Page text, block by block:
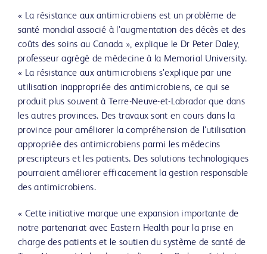
« La résistance aux antimicrobiens est un problème de
santé mondial associé à l’augmentation des décès et des
coûts des soins au Canada », explique le Dr Peter Daley,
professeur agrégé de médecine à la Memorial University.
« La résistance aux antimicrobiens s’explique par une
utilisation inappropriée des antimicrobiens, ce qui se
produit plus souvent à Terre-Neuve-et-Labrador que dans
les autres provinces. Des travaux sont en cours dans la
province pour améliorer la compréhension de l’utilisation
appropriée des antimicrobiens parmi les médecins
prescripteurs et les patients. Des solutions technologiques
pourraient améliorer efficacement la gestion responsable
des antimicrobiens.
« Cette initiative marque une expansion importante de
notre partenariat avec Eastern Health pour la prise en
charge des patients et le soutien du système de santé de